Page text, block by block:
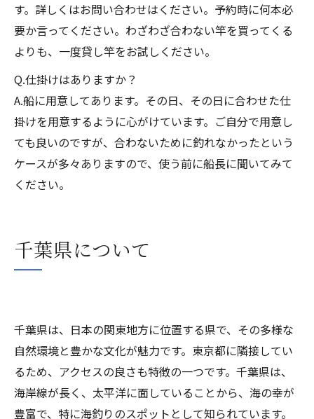
す。詳しくはお問い合わせはください。予約時に何本必
要か言ってください。わざわざ合わない竿を買ってくる
よりも、一度貸し竿をお試しください。
Q.仕掛けはありますか？
A.船に用意してあります。その日、その日に合わせた仕
掛けを用意するように心がけています。ご自分で用意し
ても良いのですが、合わないために釣れなかったという
ケースが多々ありますので、使う前に船長に聞いてみて
ください。
千葉県について
千葉県は、日本の関東地方に位置する県で、その多様な
自然環境と豊かな文化が魅力です。東京都に隣接してい
るため、アクセスの良さも特徴の一つです。千葉県は、
海岸線が長く、太平洋に面していることから、海の幸が
豊富で、特に海釣りのスポットとして知られています。